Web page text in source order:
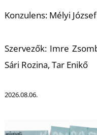
Konzulens: Mélyi József
Szervezők: Imre
Sári Rozina, Tar Enikő
2026.08.06.